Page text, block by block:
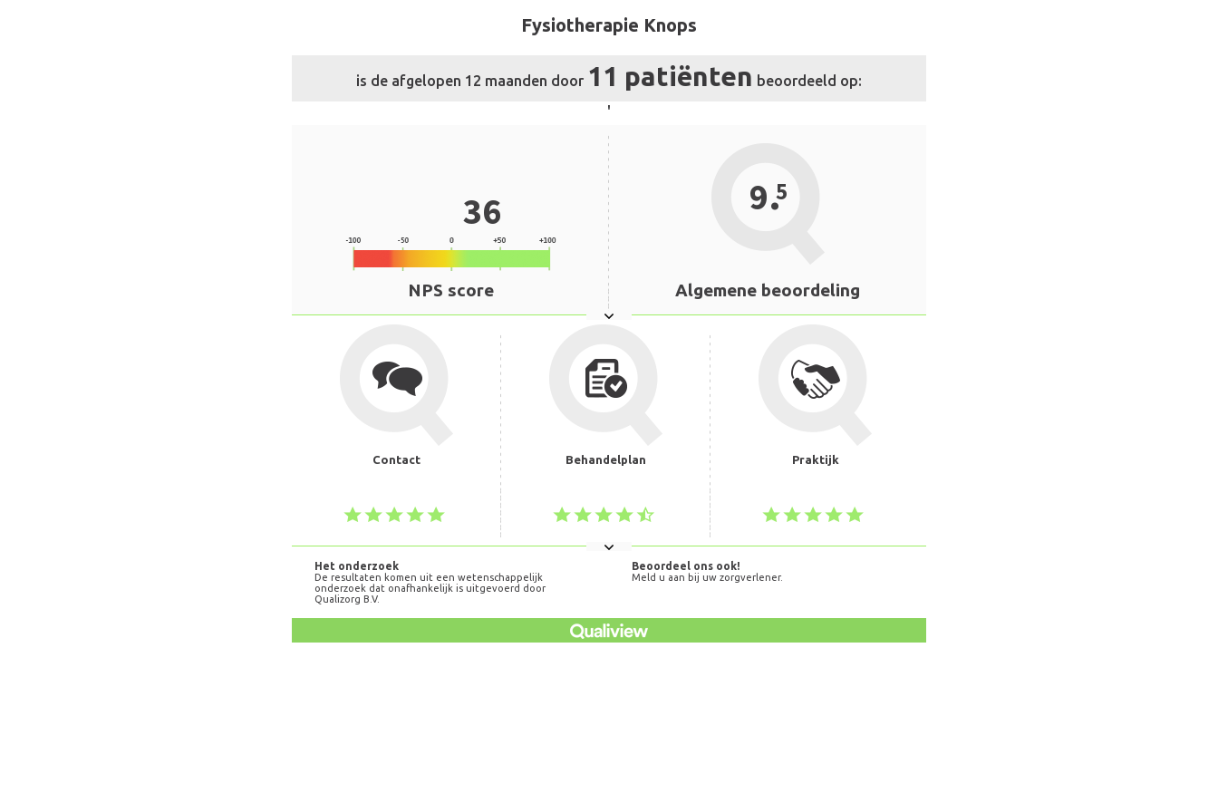
Fysiotherapie Knops
is de afgelopen 12 maanden door 11 patiënten beoordeeld op:
'
36
NPS score
9.5
Algemene beoordeling
Contact Behandelplan Praktijk
Het onderzoek
De resultaten komen uit een wetenschappelijk
onderzoek dat onafhankelijk is uitgevoerd door
Qualizorg B.V.
Beoordeel ons ook!
Meld u aan bij uw zorgverlener.